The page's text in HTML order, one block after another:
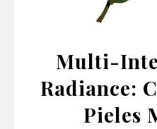
Multi-
Radiance:
Pieles